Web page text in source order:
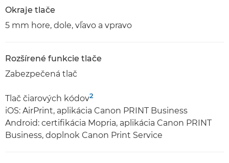
Okraje tlače
5 mm hore, dole, vľavo a vpravo
Rozšírené funkcie tlače
Zabezpečená tlač
Tlač čiarových kódov2
iOS: AirPrint, aplikácia Canon PRINT Business
Android: certifikácia Mopria, aplikácia Canon PRINT
Business, doplnok Canon Print Service